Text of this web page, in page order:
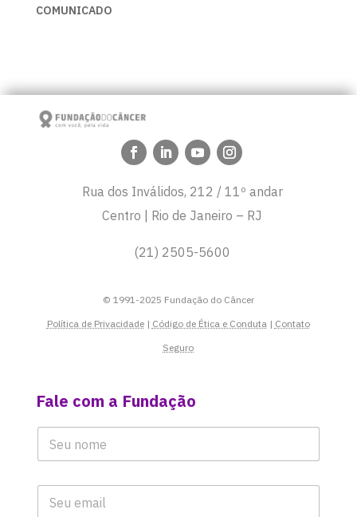
COMUNICADO
Rua dos Inválidos, 212 / 11º andar
Centro | Rio de Janeiro – RJ
(21) 2505-5600
© 1991-2025 Fundação do Câncer
Política de Privacidade| Código de Ética e Conduta| Contato
Seguro
Fale com a Fundação
n
m
N
m
E